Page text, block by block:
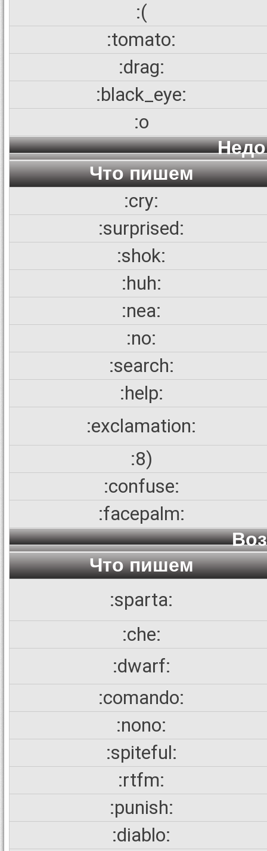
:(
:tomato:
:drag:
:black_eye:
:o
Что пишем
:cry:
:surprised:
:shok:
:huh:
:nea:
:no:
:search:
:help:
:exclamation:
:8)
:confuse:
:facepalm:
Что пишем
:sparta:
:che:
:dwarf:
:comando:
:nono:
:spiteful:
:rtfm:
:punish:
:diablo: